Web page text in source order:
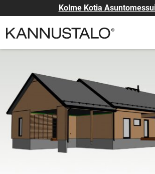
Kolme Kotia